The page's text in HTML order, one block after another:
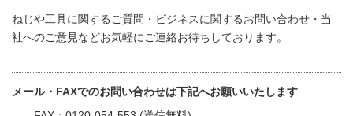
ねじや工具に関するご質問・ビジネスに関するお問い合わせ・当
社へのご意見などお気軽にご連絡お待ちしております。
メール・FAXでのお問い合わせは下記へお願いいたします